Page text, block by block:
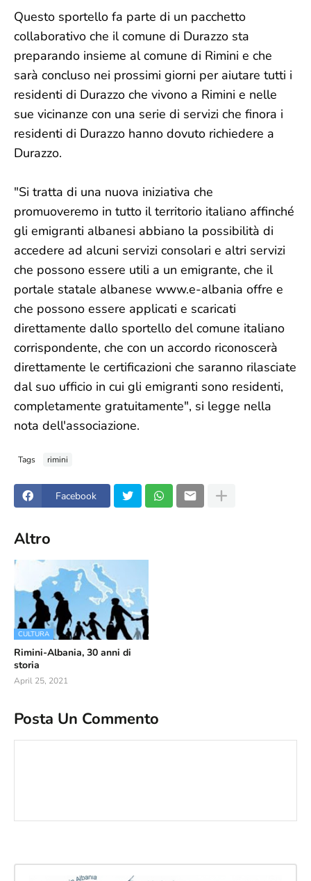
Questo sportello fa parte di un pacchetto
collaborativo che il comune di Durazzo sta
preparando insieme al comune di Rimini e che
sarà concluso nei prossimi giorni per aiutare tutti i
residenti di Durazzo che vivono a Rimini e nelle
sue vicinanze con una serie di servizi che finora i
residenti di Durazzo hanno dovuto richiedere a
Durazzo.
"Si tratta di una nuova iniziativa che
promuoveremo in tutto il territorio italiano affinché
gli emigranti albanesi abbiano la possibilità di
accedere ad alcuni servizi consolari e altri servizi
che possono essere utili a un emigrante, che il
portale statale albanese www.e-albania offre e
che possono essere applicati e scaricati
direttamente dallo sportello del comune italiano
corrispondente, che con un accordo riconoscerà
direttamente le certificazioni che saranno rilasciate
dal suo ufficio in cui gli emigranti sono residenti,
completamente gratuitamente", si legge nella
nota dell'associazione.
Tags rimini
Facebook
Altro
CULTURA
Rimini-Albania, 30 anni di
storia
April 25, 2021
Posta Un Commento